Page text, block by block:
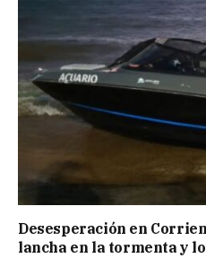
Desesperación en
lancha en la tormenta y